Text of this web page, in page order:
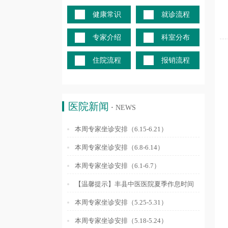
健康常识 就诊流程
专家介绍 科室分布
住院流程 报销流程
医院新闻 · NEWS
本周专家坐诊安排（6.15-6.21）
本周专家坐诊安排（6.8-6.14）
本周专家坐诊安排（6.1-6.7）
【温馨提示】丰县中医医院夏季作息时间
本周专家坐诊安排（5.25-5.31）
本周专家坐诊安排（5.18-5.24）